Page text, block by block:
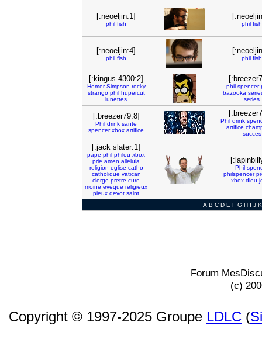
[:neoeljin:1]
phil fish phil fish
[:neoeljin:4]
phil fish phil fish
[:kingus 4300:2]
Homer Simpson rocky
strango phil hupercut
lunettes
phil spencer
bazooka
series
[:breezer79:8]
Phil drink sante
spencer xbox artifice
Phil drink
artifice
succes
[:jack slater:1]
pape phil philou xbox
prie amen alleluia
religion eglise catho
catholique vatican
clerge pretre cure
moine eveque religieux
pieux devot saint
Phil
philspencer
xbox dieu
A B C D E F G H I J K
Forum
(c)
Copyright © 1997-2025 Groupe LDLC (